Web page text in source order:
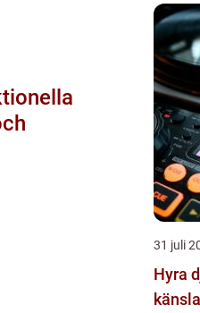
31 juli
Hyra dj så skapar du